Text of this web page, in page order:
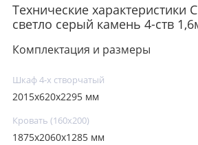
Технические характеристики
светло серый камень 4-ств
Комплектация и размеры
Шкаф 4-х створчатый
2015х620х2295 мм
Кровать (160х200)
1875x2060x1285 мм